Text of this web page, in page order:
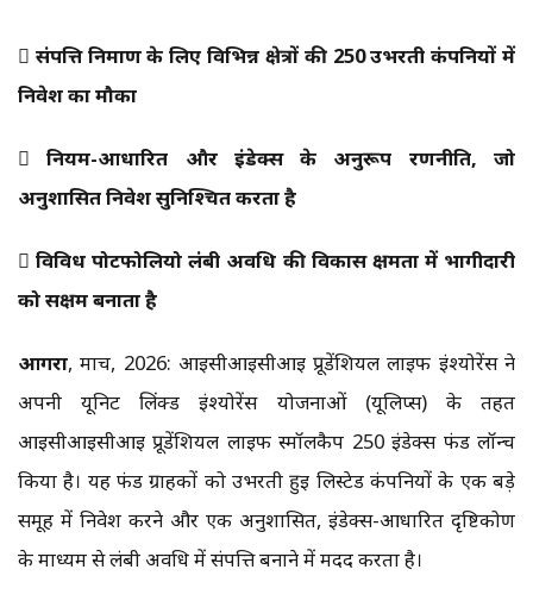
 संपत्ति निर्माण के लिए विभिन्न क्षेत्रों की 250 उभरती कंपनियों में
निवेश का मौका
 नियम-आधारित और इंडेक्स के अनुरूप रणनीति, जो
अनुशासित निवेश सुनिश्चित करता है
 विविध पोर्टफोलियो लंबी अवधि की विकास क्षमता में भागीदारी
को सक्षम बनाता है
आगरा, मार्च, 2026: आईसीआईसीआई प्रूडेंशियल लाइफ इंश्योरेंस ने
अपनी यूनिट लिंक्ड इंश्योरेंस योजनाओं (यूलिप्स) के तहत
आईसीआईसीआई प्रूडेंशियल लाइफ स्मॉलकैप 250 इंडेक्स फंड लॉन्च
किया है। यह फंड ग्राहकों को उभरती हुई लिस्टेड कंपनियों के एक बड़े
समूह में निवेश करने और एक अनुशासित, इंडेक्स-आधारित दृष्टिकोण
के माध्यम से लंबी अवधि में संपत्ति बनाने में मदद करता है।